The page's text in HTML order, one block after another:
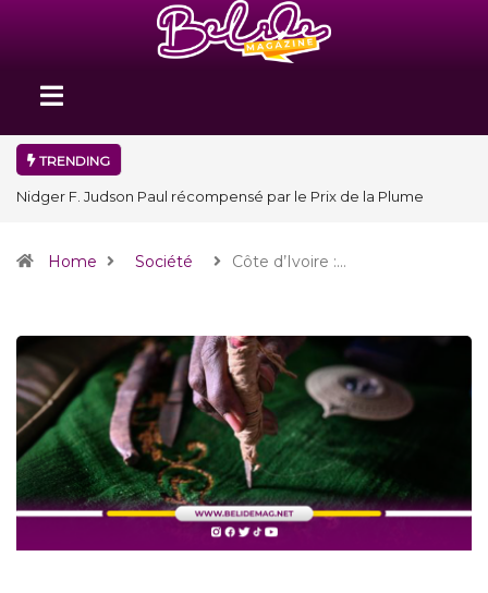
TRENDING
Nidger F. Judson Paul récompensé par le Prix de la Plume
Home Société Côte d’Ivoire :…